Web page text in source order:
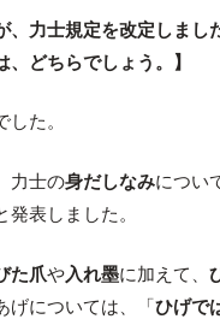
、力士規定を改定しまし
どちらでしょう。】
した。
力士の身だしなみについ
表しました。
た爪や入れ墨に加えて、
げについては、「ひげで